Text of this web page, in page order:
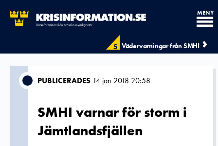
5 Vädervarningar från SMHI
MENY
PUBLICERADES 14 jan 2018 20:58
SMHI varnar för storm i
Jämtlandsfjällen